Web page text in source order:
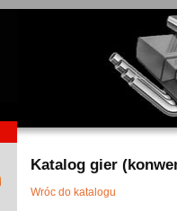
Katalog gier
Wróc do katalogu